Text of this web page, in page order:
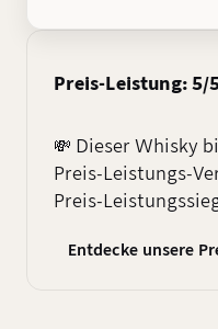
Preis-Leistung:
💸 Dieser Whisky
Preis-Leistungs-
Preis-
Entdecke unsere